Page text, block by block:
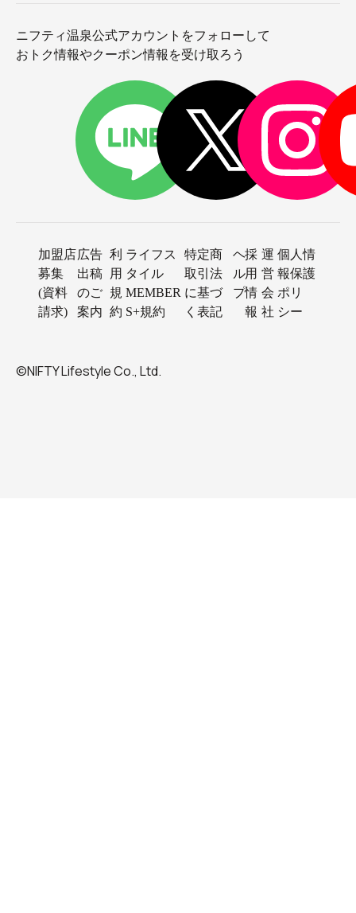
ニフティ温泉公式アカウントをフォローして
おトク情報やクーポン情報を受け取ろう
加盟店
募集
(資料
請求)
広告
出稿
のご
案内
利
用
規
約
ライフス
タイル
MEMBER
S+規約
特定商
取引法
に基づ
く表記
ヘ
ル
プ
採
用
情
報
運
営
会
社
個人情
報保護
ポリ
シー
©NIFTY Lifestyle Co., Ltd.